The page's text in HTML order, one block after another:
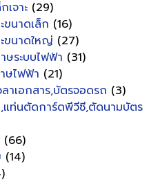
เจาะ (29)
ขนาดเล็ก (16)
ะขนาดใหญ่ (27)
าษระบบไฟฟ้า (31)
ษไฟฟ้า (21)
าเอกสาร,บัตรจอดรถ (3)
แท่นตัดการ์ดพีวีซี,ตัดนามบัตร
(66)
(14)